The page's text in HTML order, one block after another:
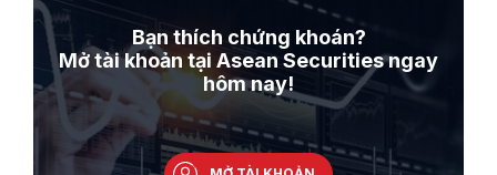
Bạn thích chứng khoán?
Mở tài khoản tại Asean Securities ngay
hôm nay!